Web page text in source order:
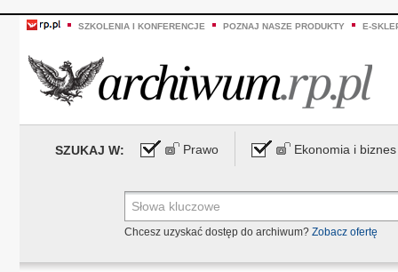
SZKOLENIA I KONFERENCJE POZNAJ NASZE PRODUKTY E-
SZUKAJ W: Prawo Ekonomia i biznes
Chcesz uzyskać dostęp do archiwum? Zobacz ofertę